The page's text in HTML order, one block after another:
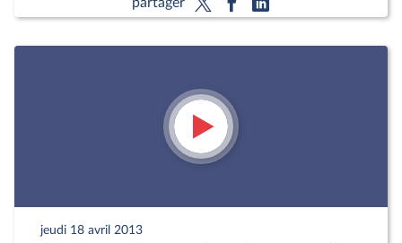
jeudi 18 avril 2013